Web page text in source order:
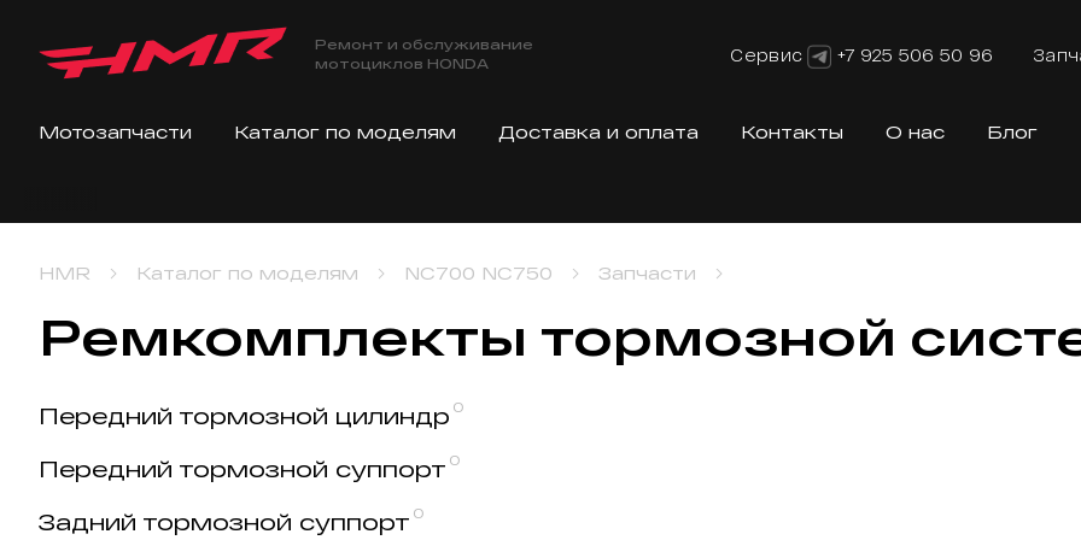
Ремонт и обслуживание
мотоциклов HONDA
Сервис +7 925 506 50 96
Мотозапчасти Каталог по моделям Доставка и оплата Контакты О нас Блог
HMR Каталог по моделям NC700 NC750 Запчасти
Ремкомплекты тормозной
Передний тормозной цилиндр 0
Передний тормозной суппорт 0
Задний тормозной суппорт 0